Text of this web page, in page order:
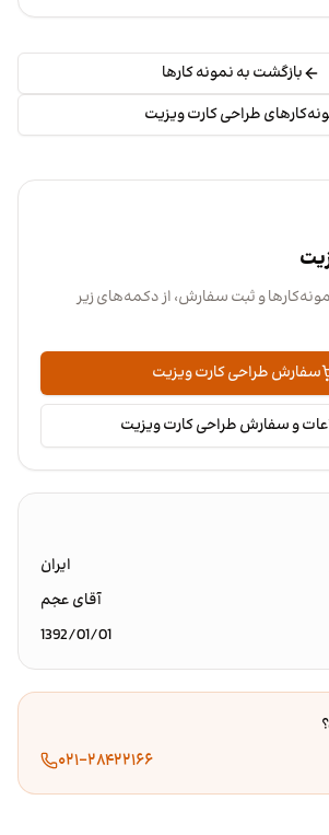
بازگشت به نمونه کارها
طراحی کارت ویزیت
و ثبت سفارش، از دکمه‌های زیر
سفارش طراحی کارت ویزیت
و سفارش طراحی کارت ویزیت
ایران
آقای عجم
1392/01/01
۰۲۱-۲۸۴۲۲۱۶۶